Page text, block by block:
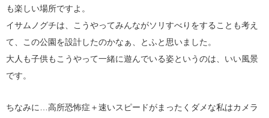
も楽しい場所ですよ。
イサムノグチは、こうやってみんながソリすべりをすることも考え
て、この公園を設計したのかなぁ、とふと思いました。
大人も子供もこうやって一緒に遊んでいる姿というのは、いい風景
です。
ちなみに…高所恐怖症＋速いスピードがまったくダメな私はカメラ